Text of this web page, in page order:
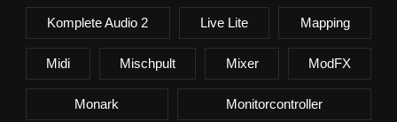
Komplete Audio 2 Live Lite Mapping
Midi Mischpult Mixer ModFX
Monark Monitorcontroller